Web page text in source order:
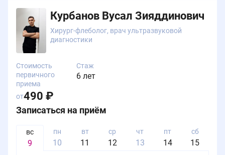
Курбанов Вусал Зияддинович
Хирург-флеболог, врач ультразвуковой
диагностики
Стаж
6 лет
Стоимость
первичного
приема
от490 ₽
Записаться на приём
вс
9
пн
10
вт
11
ср
12
чт
13
пт
14
сб
15